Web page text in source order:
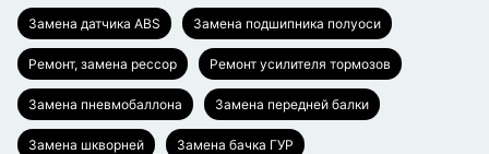
Замена датчика ABS Замена подшипника полуоси
Ремонт, замена рессор Ремонт усилителя тормозов
Замена пневмобаллона Замена передней балки
Замена шкворней Замена бачка ГУР